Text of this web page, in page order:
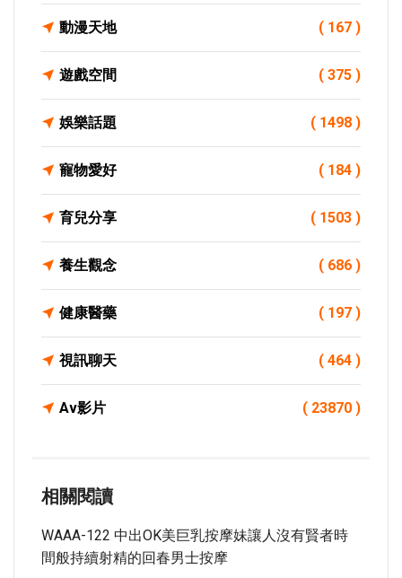
動漫天地 ( 167 )
遊戲空間 ( 375 )
娛樂話題 ( 1498 )
寵物愛好 ( 184 )
育兒分享 ( 1503 )
養生觀念 ( 686 )
健康醫藥 ( 197 )
視訊聊天 ( 464 )
Av影片 ( 23870 )
相關閱讀
WAAA-122 中出OK美巨乳按摩妹讓人沒有賢者時
間般持續射精的回春男士按摩